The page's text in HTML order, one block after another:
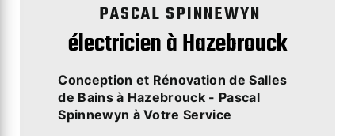
PASCAL SPINNEWYN
électricien à Hazebrouck
Conception et Rénovation de Salles
de Bains à Hazebrouck - Pascal
Spinnewyn à Votre Service